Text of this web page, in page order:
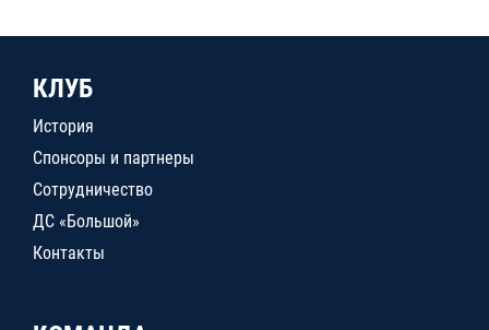
КЛУБ
История
Спонсоры и партнеры
Сотрудничество
ДС «Большой»
Контакты